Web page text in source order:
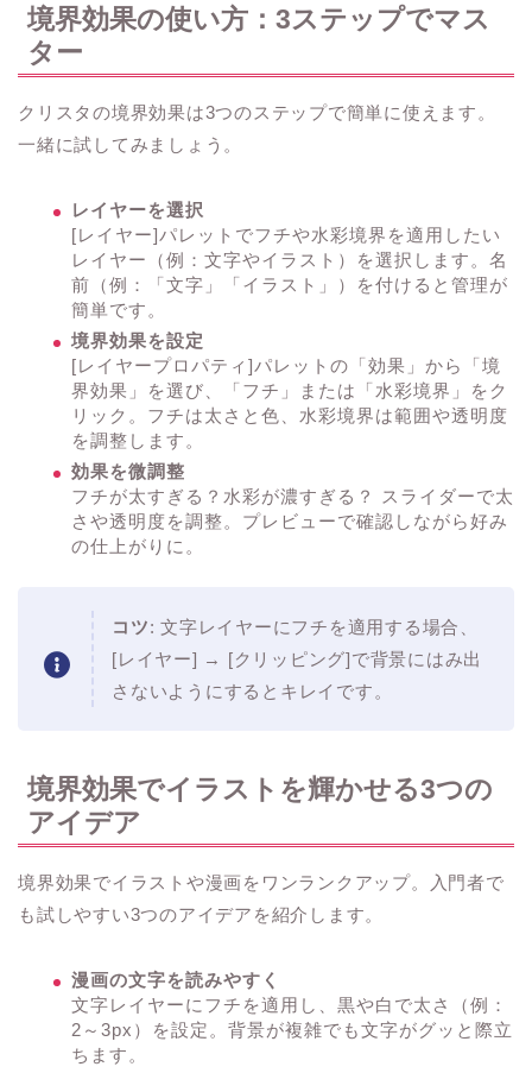
境界効果の使い方：3ステップでマス
ター
クリスタの境界効果は3つのステップで簡単に使えます。
一緒に試してみましょう。
レイヤーを選択
[レイヤー]パレットでフチや水彩境界を適用したい
レイヤー（例：文字やイラスト）を選択します。名
前（例：「文字」「イラスト」）を付けると管理が
簡単です。
境界効果を設定
[レイヤープロパティ]パレットの「効果」から「境
界効果」を選び、「フチ」または「水彩境界」をク
リック。フチは太さと色、水彩境界は範囲や透明度
を調整します。
効果を微調整
フチが太すぎる？水彩が濃すぎる？ スライダーで太
さや透明度を調整。プレビューで確認しながら好み
の仕上がりに。
コツ: 文字レイヤーにフチを適用する場合、
[レイヤー] → [クリッピング]で背景にはみ出
さないようにするとキレイです。
境界効果でイラストを輝かせる3つの
アイデア
境界効果でイラストや漫画をワンランクアップ。入門者で
も試しやすい3つのアイデアを紹介します。
漫画の文字を読みやすく
文字レイヤーにフチを適用し、黒や白で太さ（例：
2～3px）を設定。背景が複雑でも文字がグッと際立
ちます。